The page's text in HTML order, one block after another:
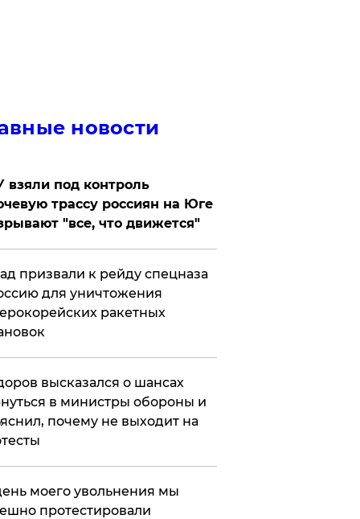
новости
взяли под контроль
трассу россиян на Юге
"все, что движется"
призвали к рейду спецназа
для уничтожения
ракетных
высказался о шансах
в министры обороны и
почему не выходит на
моего увольнения мы
протестировали